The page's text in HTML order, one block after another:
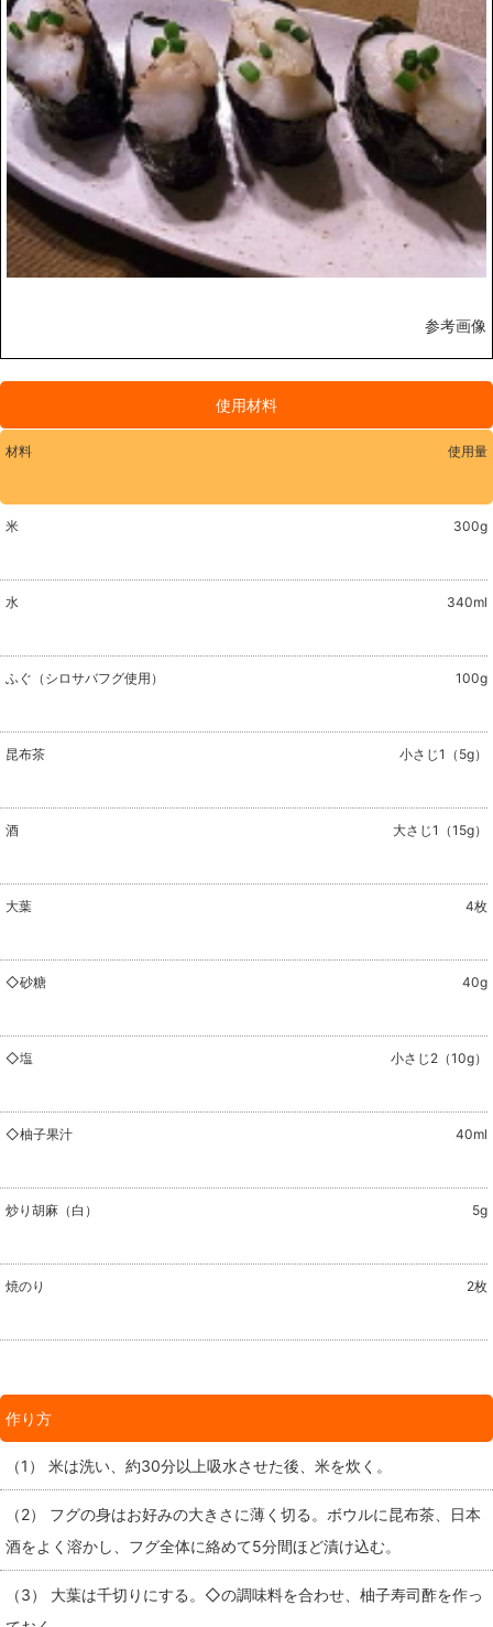
参考画像
使用材料
材料 使用量
米 300g
水 340ml
ふぐ（シロサバフグ使用） 100g
昆布茶 小さじ1（5g）
酒 大さじ1（15g）
大葉 4枚
◇砂糖 40g
◇塩 小さじ2（10g）
◇柚子果汁 40ml
炒り胡麻（白） 5g
焼のり 2枚
作り方
（1） 米は洗い、約30分以上吸水させた後、米を炊く。
（2） フグの身はお好みの大きさに薄く切る。ボウルに昆布茶、日本
酒をよく溶かし、フグ全体に絡めて5分間ほど漬け込む。
（3） 大葉は千切りにする。◇の調味料を合わせ、柚子寿司酢を作っ